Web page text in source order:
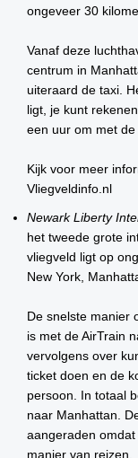
ongeveer 30
Vanaf deze
centrum in
uiteraard de taxi.
ligt, je kunt
een uur om met
Kijk voor meer
Vliegveldinfo.nl
Newark Liberty
het tweede grote
vliegveld ligt op
New York,
De snelste manier
is met de AirTrain
vervolgens over
ticket doen en de
persoon. In totaal
naar Manhattan.
aangeraden
manier van reizen.